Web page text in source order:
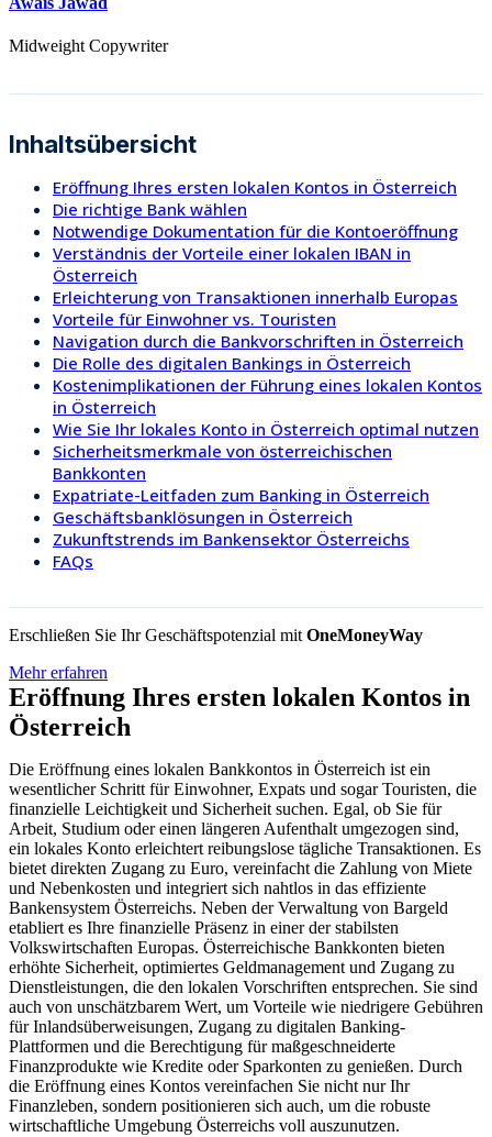
Midweight Copywriter
Inhaltsübersicht
Eröffnung Ihres ersten lokalen Kontos in Österreich
Die richtige Bank wählen
Notwendige Dokumentation für die Kontoeröffnung
Verständnis der Vorteile einer lokalen IBAN in
Österreich
Erleichterung von Transaktionen innerhalb Europas
Vorteile für Einwohner vs. Touristen
Navigation durch die Bankvorschriften in Österreich
Die Rolle des digitalen Bankings in Österreich
Kostenimplikationen der Führung eines lokalen Kontos
in Österreich
Wie Sie Ihr lokales Konto in Österreich optimal nutzen
Sicherheitsmerkmale von österreichischen
Bankkonten
Expatriate-Leitfaden zum Banking in Österreich
Geschäftsbanklösungen in Österreich
Zukunftstrends im Bankensektor Österreichs
FAQs
Erschließen Sie Ihr Geschäftspotenzial mitOneMoneyWay
Mehr erfahren
Eröffnung Ihres ersten lokalen Kontos in
Österreich
Die Eröffnung eines lokalen Bankkontos in Österreich ist ein
wesentlicher Schritt für Einwohner, Expats und sogar Touristen, die
finanzielle Leichtigkeit und Sicherheit suchen. Egal, ob Sie für
Arbeit, Studium oder einen längeren Aufenthalt umgezogen sind,
ein lokales Konto erleichtert reibungslose tägliche Transaktionen. Es
bietet direkten Zugang zu Euro, vereinfacht die Zahlung von Miete
und Nebenkosten und integriert sich nahtlos in das effiziente
Bankensystem Österreichs. Neben der Verwaltung von Bargeld
etabliert es Ihre finanzielle Präsenz in einer der stabilsten
Volkswirtschaften Europas. Österreichische Bankkonten bieten
erhöhte Sicherheit, optimiertes Geldmanagement und Zugang zu
Dienstleistungen, die den lokalen Vorschriften entsprechen. Sie sind
auch von unschätzbarem Wert, um Vorteile wie niedrigere Gebühren
für Inlandsüberweisungen, Zugang zu digitalen Banking-
Plattformen und die Berechtigung für maßgeschneiderte
Finanzprodukte wie Kredite oder Sparkonten zu genießen. Durch
die Eröffnung eines Kontos vereinfachen Sie nicht nur Ihr
Finanzleben, sondern positionieren sich auch, um die robuste
wirtschaftliche Umgebung Österreichs voll auszunutzen.